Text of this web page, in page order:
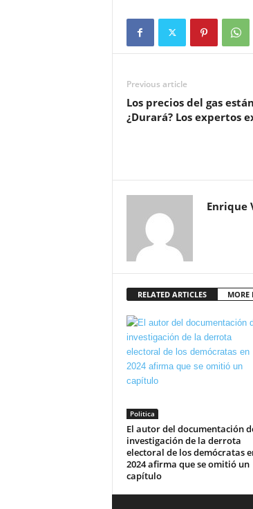
Previous article
Los precios del gas
¿Durará? Los expertos
Enrique
RELATED ARTICLES MORE
Politica
El autor del documentación
investigación de la derrota
electoral de los demócratas
2024 afirma que se omitió un
capítulo